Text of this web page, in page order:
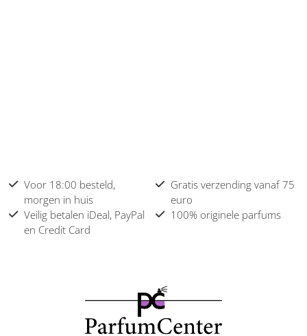
Voor 18:00 besteld,
morgen in huis
Gratis verzending vanaf 75
euro
Veilig betalen iDeal, PayPal
en Credit Card
100% originele parfums